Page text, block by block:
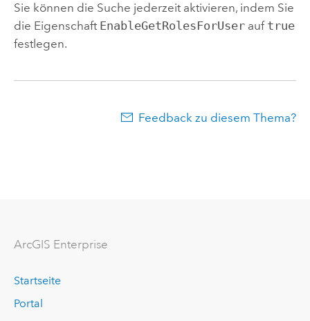
Sie können die Suche jederzeit aktivieren, indem Sie
die Eigenschaft EnableGetRolesForUserauf true
festlegen.
Feedback zu diesem Thema?
ArcGIS Enterprise
Startseite
Portal